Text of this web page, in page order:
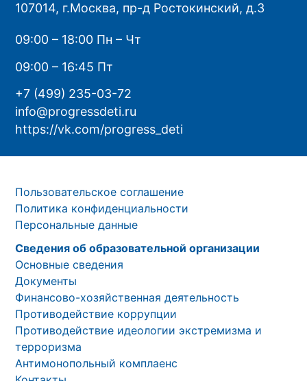
107014, г.Москва, пр-д Ростокинский, д.3
09:00 – 18:00 Пн – Чт
09:00 – 16:45 Пт
+7 (499) 235-03-72
info@progressdeti.ru
https://vk.com/progress_deti
Пользовательское соглашение
Политика конфиденциальности
Персональные данные
Сведения об образовательной организации
Основные сведения
Документы
Финансово-хозяйственная деятельность
Противодействие коррупции
Противодействие идеологии экстремизма и
терроризма
Антимонопольный комплаенс